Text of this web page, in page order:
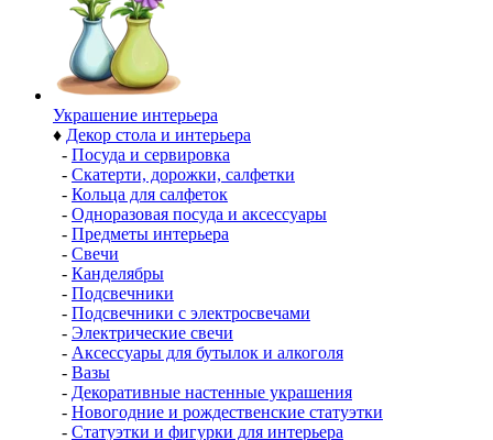
Украшение интерьера
♦ Декор стола и интерьера
- Посуда и сервировка
- Скатерти, дорожки, салфетки
- Кольца для салфеток
- Одноразовая посуда и аксессуары
- Предметы интерьера
- Свечи
- Канделябры
- Подсвечники
- Подсвечники с электросвечами
- Электрические свечи
- Аксессуары для бутылок и алкоголя
- Вазы
- Декоративные настенные украшения
- Новогодние и рождественские статуэтки
- Статуэтки и фигурки для интерьера